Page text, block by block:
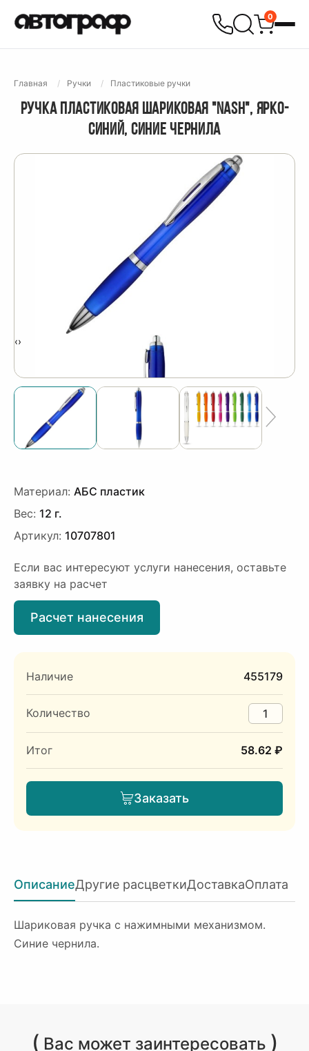
0
Главная Ручки Пластиковые ручки
РУЧКА ПЛАСТИКОВАЯ ШАРИКОВАЯ "NASH", ЯРКО-
СИНИЙ, СИНИЕ ЧЕРНИЛА
‹›
Материал: АБС пластик
Вес: 12 г.
Артикул: 10707801
Если вас интересуют услуги нанесения, оставьте
заявку на расчет
Расчет нанесения
Наличие 455179
Количество
Итог 58.62 ₽
Заказать
ОписаниеДругие расцветкиДоставкаОплата
Шариковая ручка с нажимными механизмом.
Синие чернила.
( Вас может заинтересовать )